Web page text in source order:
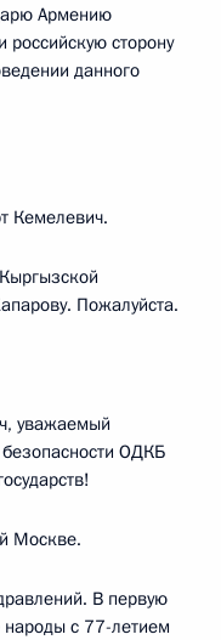
Армению
российскую сторону
данного
Кемелевич.
Пожалуйста.
уважаемый
ОДКБ
Москве.
В первую
с 77-летием